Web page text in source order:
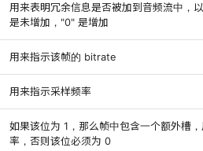
用来表明冗余信息是否被加到音频流中，
是未增加，"0" 是增加
用来指示该帧的 bitrate
用来指示采样频率
如果该位为 1，那么帧中包含一个额外槽
率，否则该位必须为 0